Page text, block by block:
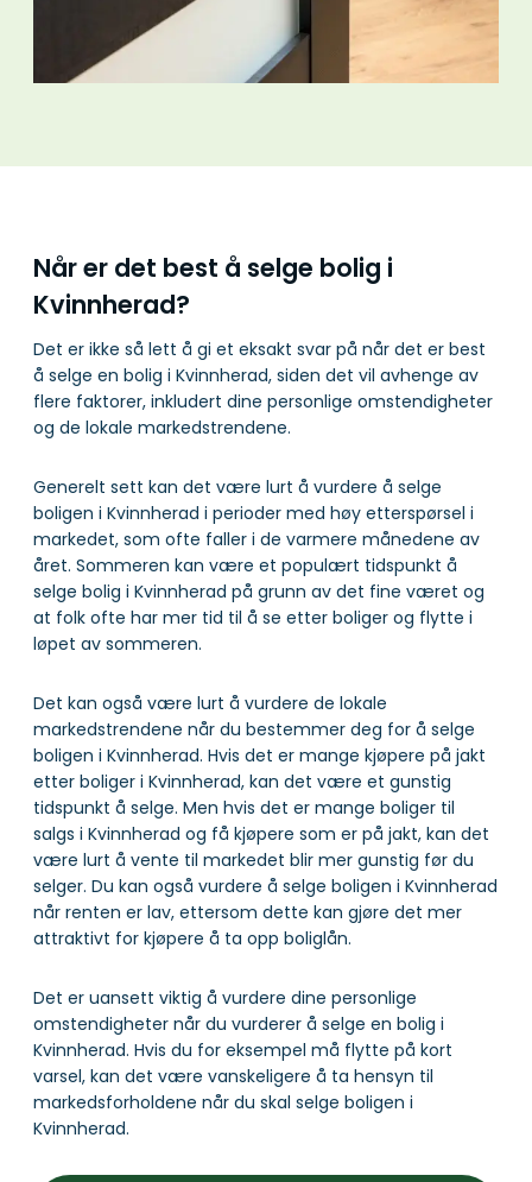
Når er det best å selge bolig i
Kvinnherad?
Det er ikke så lett å gi et eksakt svar på når det er best
å selge en bolig i Kvinnherad, siden det vil avhenge av
flere faktorer, inkludert dine personlige omstendigheter
og de lokale markedstrendene.
Generelt sett kan det være lurt å vurdere å selge
boligen i Kvinnherad i perioder med høy etterspørsel i
markedet, som ofte faller i de varmere månedene av
året. Sommeren kan være et populært tidspunkt å
selge bolig i Kvinnherad på grunn av det fine været og
at folk ofte har mer tid til å se etter boliger og flytte i
løpet av sommeren.
Det kan også være lurt å vurdere de lokale
markedstrendene når du bestemmer deg for å selge
boligen i Kvinnherad. Hvis det er mange kjøpere på jakt
etter boliger i Kvinnherad, kan det være et gunstig
tidspunkt å selge. Men hvis det er mange boliger til
salgs i Kvinnherad og få kjøpere som er på jakt, kan det
være lurt å vente til markedet blir mer gunstig før du
selger. Du kan også vurdere å selge boligen i Kvinnherad
når renten er lav, ettersom dette kan gjøre det mer
attraktivt for kjøpere å ta opp boliglån.
Det er uansett viktig å vurdere dine personlige
omstendigheter når du vurderer å selge en bolig i
Kvinnherad. Hvis du for eksempel må flytte på kort
varsel, kan det være vanskeligere å ta hensyn til
markedsforholdene når du skal selge boligen i
Kvinnherad.